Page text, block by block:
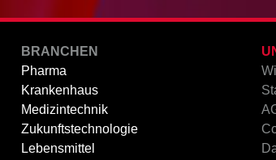
BRANCHEN
Pharma
Krankenhaus
Medizintechnik
Zukunftstechnologie
Lebensmittel